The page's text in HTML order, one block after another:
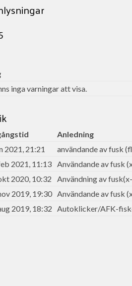
inga varningar att visa.
Anledning
2021, 21:21
användande av fusk
2021, 11:13 Användande av fusk
2020, 10:32
Användning av
2019, 19:30 Användande av fusk
2019, 18:32 Autoklicker/AFK-